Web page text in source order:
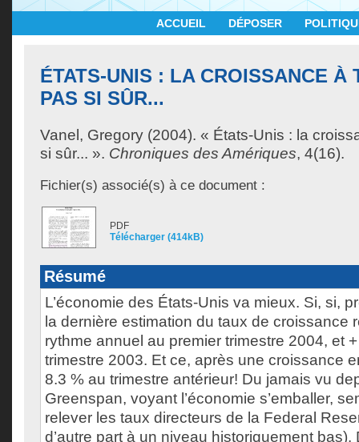
ACCUEIL DÉPOSER
ÉTATS-UNIS : LA CROISSANCE À
PAS SI SÛR...
Vanel, Gregory (2004). « États-Unis : la
si sûr... ». Chroniques des Amériques, 4(16).
Fichier(s) associé(s) à ce document :
PDF
Télécharger (414kB)
Résumé
L’économie des États-Unis va mieux. Si, si,
la dernière estimation du taux de croissance
rythme annuel au premier trimestre 2004, et
trimestre 2003. Et ce, après une croissance
8.3 % au trimestre antérieur! Du jamais vu
Greenspan, voyant l’économie s’emballer,
relever les taux directeurs de la Federal
d’autre part à un niveau historiquement bas).